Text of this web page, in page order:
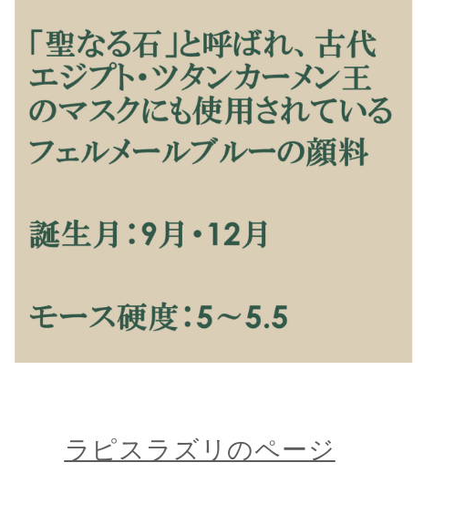
ラピスラズリのページ